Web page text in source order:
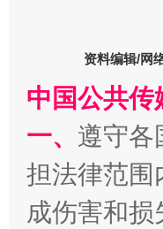
资料编辑/网
中国公共传
一、 遵守各
担法律范围
成伤害和